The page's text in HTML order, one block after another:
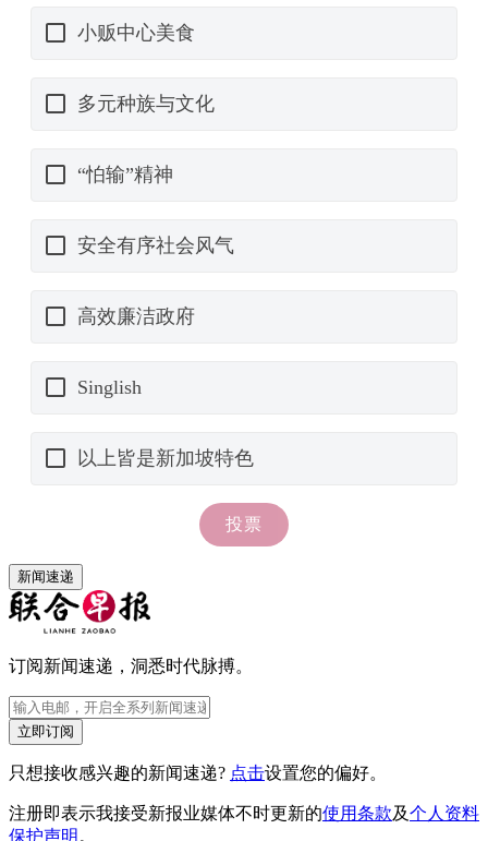
新闻速递
订阅新闻速递，洞悉时代脉搏。
立即订阅
只想接收感兴趣的新闻速递? 点击设置您的偏好。
注册即表示我接受新报业媒体不时更新的使用条款及个人资料
保护声明 。